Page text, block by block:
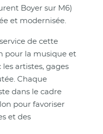
Boyer sur M6)
et modernisée.
de cette
pour la musique et
artistes, gages
Chaque
dans le cadre
pour favoriser
et des